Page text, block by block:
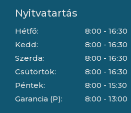
Nyitvatartás
Hétfő:
Kedd:
Szerda:
Csütörtök:
Péntek:
Garancia (P):
8:00 - 16:30
8:00 - 16:30
8:00 - 16:30
8:00 - 16:30
8:00 - 15:30
8:00 - 13:00